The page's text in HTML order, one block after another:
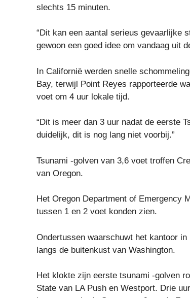
slechts 15 minuten.
“Dit kan een aantal serieus gevaarlijke
gewoon een goed idee om vandaag uit
In Californië werden snelle
Bay, terwijl Point Reyes rapporteerde
voet om 4 uur lokale tijd.
“Dit is meer dan 3 uur nadat de eerste
duidelijk, dit is nog lang niet voorbij.”
Tsunami -golven van 3,6 voet troffen
van Oregon.
Het Oregon Department of Emergency
tussen 1 en 2 voet konden zien.
Ondertussen waarschuwt het kantoor in
langs de buitenkust van Washington.
Het klokte zijn eerste tsunami -golven
State van LA Push en Westport. Drie